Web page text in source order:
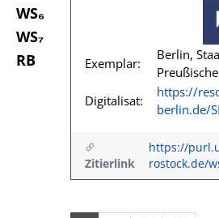
WS₆
WS₇
RB
Exemplar:
Berlin,
Digitalisat:
https://
berlin.de/
Zitierlink
https://
rostock.de/